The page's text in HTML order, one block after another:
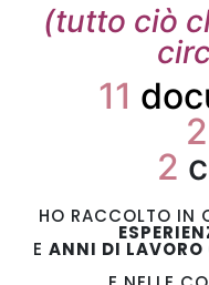
(tutto ciò
11
2
2
HO RACCOLTO IN
E ANNI DI LAVORO